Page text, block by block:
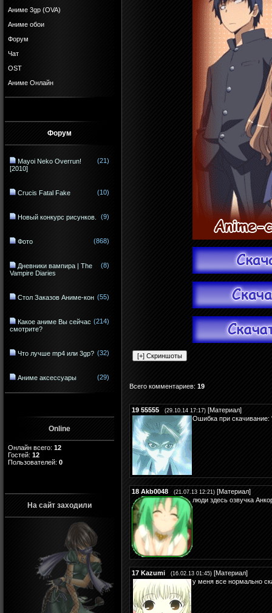
Аниме 3gp (OVA)
Аниме обои
Форум
Чат
OST
Аниме Онлайн
Форум
Mayoi Neko Overrun!
[2010]
(21)
Crucis Fatal Fake (10)
Новый конкурс рисунков. (9)
Фото (868)
Дневники вампира | The
Vampire Diaries
(8)
Стол Заказов Аниме-кон (55)
Какое аниме Вы сейчас
смотрите?
(214)
Что лучше mp4 или 3gp? (32)
Аниме аксессуары (29)
Online
Онлайн всего: 12
Гостей: 12
Пользователей: 0
На сайт заходили
Всего комментариев: 19
19 55555 (29.10.14 17:17) [Материал]
Ошибка при
18 Akb0048 (21.07.13 12:21) [Материал]
люди здесь озвучка
17 Kazumi (16.02.13 01:45) [Материал]
у меня все нормально